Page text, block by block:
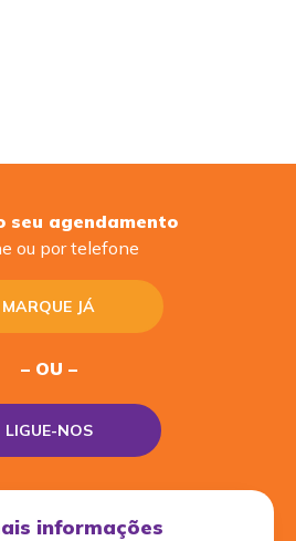
seu agendamento
ou por telefone
MARQUE JÁ
– OU –
LIGUE-NOS
informações